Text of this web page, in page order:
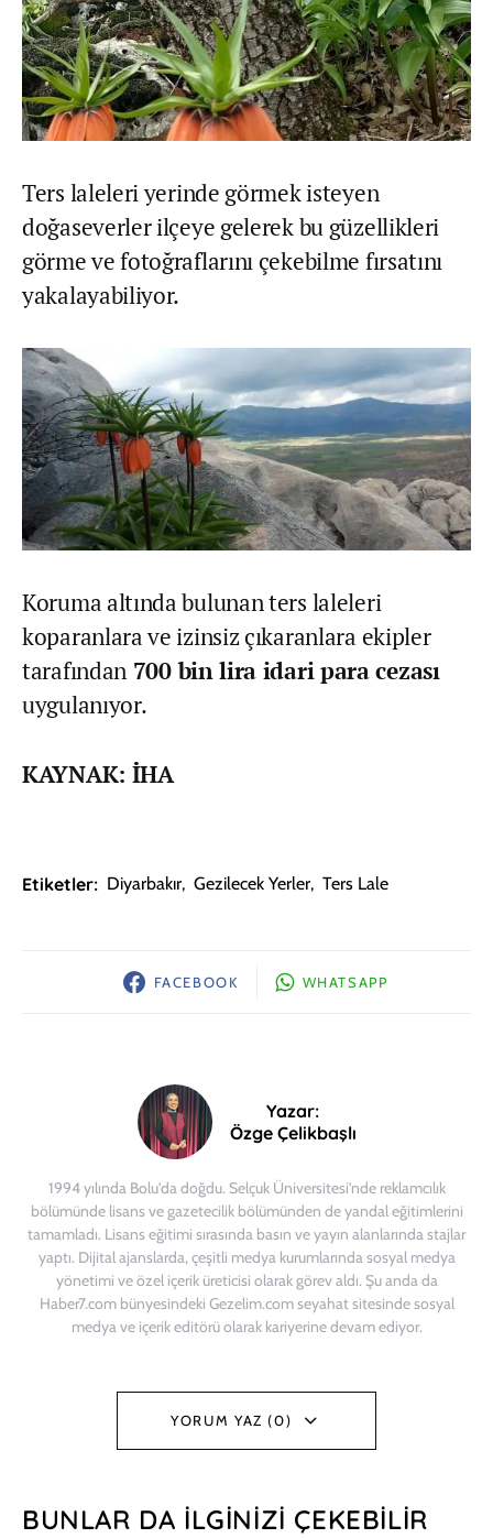
Ters laleleri yerinde görmek isteyen
doğaseverler ilçeye gelerek bu güzellikleri
görme ve fotoğraflarını çekebilme fırsatını
yakalayabiliyor.
Koruma altında bulunan ters laleleri
koparanlara ve izinsiz çıkaranlara ekipler
tarafından 700 bin lira idari para cezası
uygulanıyor.
KAYNAK: İHA
Etiketler: Diyarbakır, Gezilecek Yerler, Ters Lale
FACEBOOK WHATSAPP
Yazar:
Özge Çelikbaşlı
1994 yılında Bolu'da doğdu. Selçuk Üniversitesi'nde reklamcılık
bölümünde lisans ve gazetecilik bölümünden de yandal eğitimlerini
tamamladı. Lisans eğitimi sırasında basın ve yayın alanlarında stajlar
yaptı. Dijital ajanslarda, çeşitli medya kurumlarında sosyal medya
yönetimi ve özel içerik üreticisi olarak görev aldı. Şu anda da
Haber7.com bünyesindeki Gezelim.com seyahat sitesinde sosyal
medya ve içerik editörü olarak kariyerine devam ediyor.
YORUM YAZ (0)
BUNLAR DA İLGINIZI ÇEKEBILIR